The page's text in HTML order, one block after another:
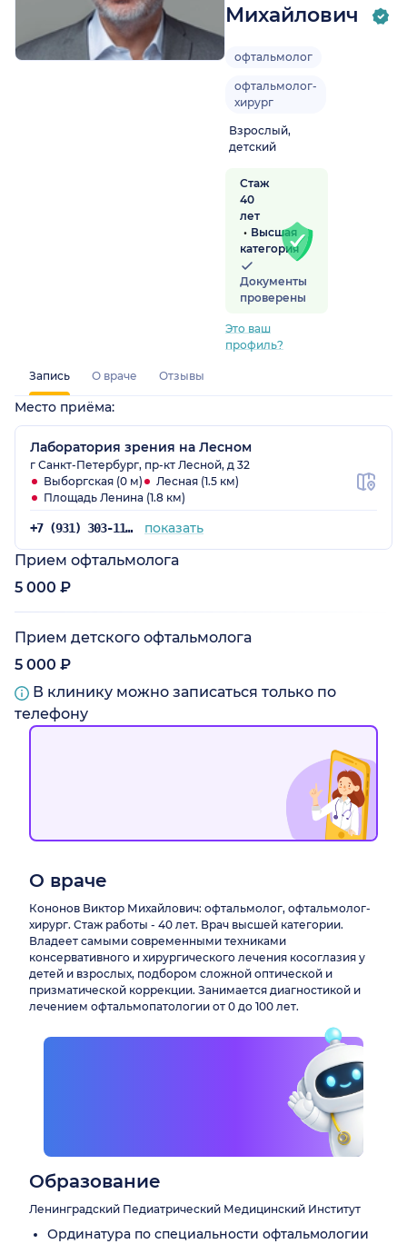
Михайлович
офтальмолог
офтальмолог-
хирург
Взрослый,
детский
Стаж
40
лет
Высшая
категория
Документы
проверены
Это ваш
профиль?
Запись О враче Отзывы
Место приёма:
Лаборатория зрения на Лесном
г Санкт-Петербург, пр-кт Лесной, д 32
Выборгская (0 м)
Лесная (1.5 км)
Площадь Ленина (1.8 км)
+7 (931) 303-11-11 показать
Прием офтальмолога
5 000 ₽
Прием детского офтальмолога
5 000 ₽
В клинику можно записаться только по
телефону
О враче
Кононов Виктор Михайлович: офтальмолог, офтальмолог-
хирург. Стаж работы - 40 лет. Врач высшей категории.
Владеет самыми современными техниками
консервативного и хирургического лечения косоглазия у
детей и взрослых, подбором сложной оптической и
призматической коррекции. Занимается диагностикой и
лечением офтальмопатологии от 0 до 100 лет.
Образование
Ленинградский Педиатрический Медицинский Институт
Ординатура по специальности офтальмологии